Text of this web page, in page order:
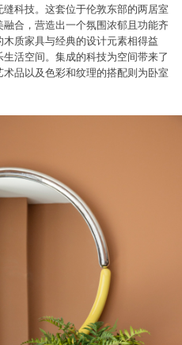
科技。这套位于伦敦东部的两居室
合，营造出一个氛围浓郁且功能齐
质家具与经典的设计元素相得益
活空间。集成的科技为空间带来了
品以及色彩和纹理的搭配则为卧室